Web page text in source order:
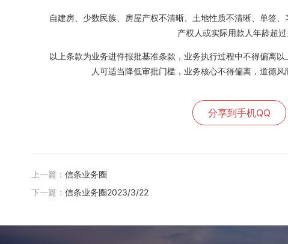
自建房、少数民族、房屋产权不清晰、土地性质不清晰、单签
产权人或实际用款人年龄超
以上条款为业务进件报批基准条款，业务执行过程中不得偏离
人可适当降低审批门槛，业务核心不得偏离，道德
分享到手机QQ
上一篇： 信条业务圈
下一篇： 信条业务圈2023/3/22